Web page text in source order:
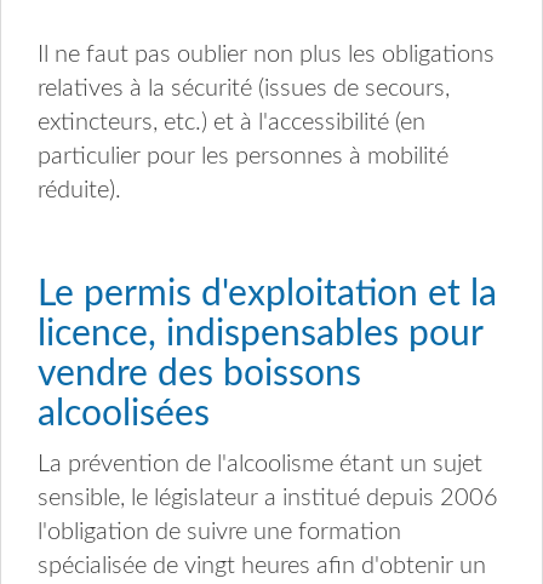
Il ne faut pas oublier non plus les obligations
relatives à la sécurité (issues de secours,
extincteurs, etc.) et à l'accessibilité (en
particulier pour les personnes à mobilité
réduite).
Le permis d'exploitation et la
licence, indispensables pour
vendre des boissons
alcoolisées
La prévention de l'alcoolisme étant un sujet
sensible, le législateur a institué depuis 2006
l'obligation de suivre une formation
spécialisée de vingt heures afin d'obtenir un